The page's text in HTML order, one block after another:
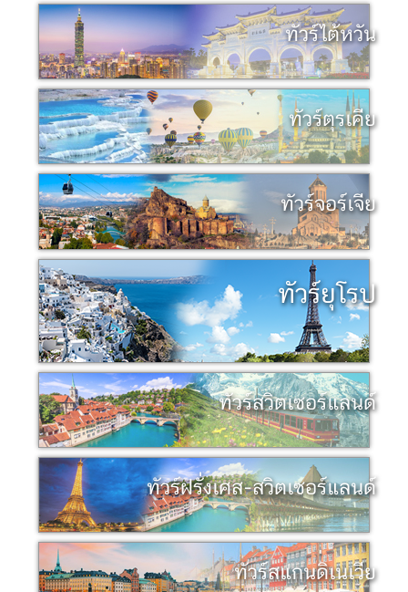
ทัวร์ไต้หวัน
ทัวร์ตุรเคีย
ทัวร์จอร์เจีย
ทัวร์ยุโรป
ทัวร์สวิตเซอร์แลนด์
ทัวร์ฝรั่งเศส-สวิตเซอร์แลนด์
ทัวร์สแกนดิเนเวีย